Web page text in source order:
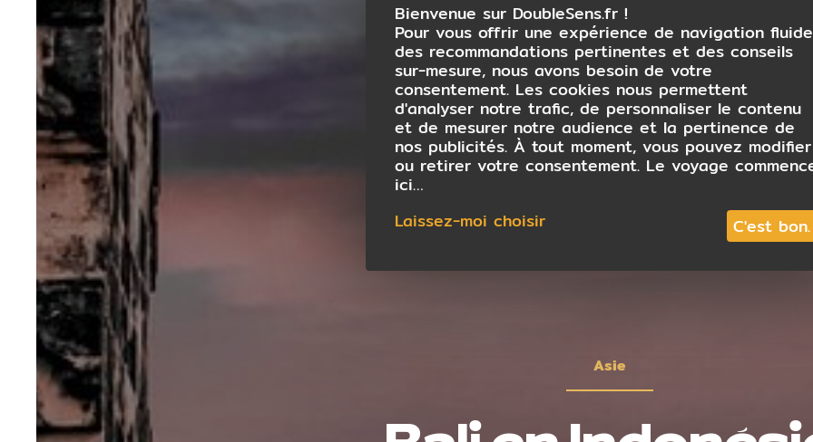
Asie
Bienvenue sur DoubleSens.fr !
Pour vous offrir une expérience de navigation
des recommandations pertinentes et des conseils
sur-mesure, nous avons besoin de votre
consentement. Les cookies nous permettent
d'analyser notre trafic, de personnaliser le contenu
et de mesurer notre audience et la pertinence de
nos publicités. À tout moment, vous pouvez modifier
ou retirer votre consentement. Le voyage
ici…
Laissez-moi choisir
C'est bon.